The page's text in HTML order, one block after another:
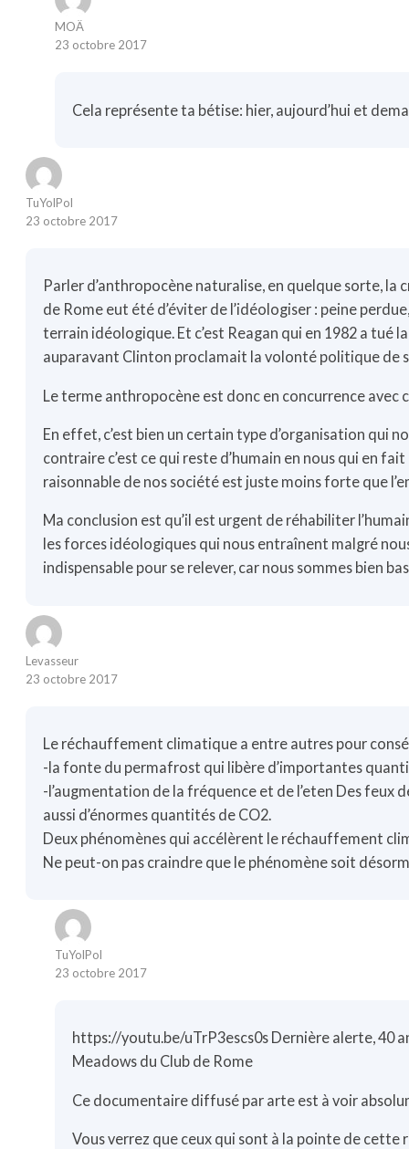
MOÄ
23 octobre 2017
Cela représente ta bétise: hier, aujourd’hui et
TuYolPol
23 octobre 2017
Parler d’anthropocène naturalise, en quelque sorte, la
de Rome eut été d’éviter de l’idéologiser : peine
terrain idéologique. Et c’est Reagan qui en 1982 a tué
auparavant Clinton proclamait la volonté politique de
Le terme anthropocène est donc en concurrence avec
En effet, c’est bien un certain type d’organisation qui
contraire c’est ce qui reste d’humain en nous qui en
raisonnable de nos société est juste moins forte que
Ma conclusion est qu’il est urgent de réhabiliter
les forces idéologiques qui nous entraînent malgré
indispensable pour se relever, car nous sommes bien
Levasseur
23 octobre 2017
Le réchauffement climatique a entre autres pour
-la fonte du permafrost qui libère d’importantes
-l’augmentation de la fréquence et de l’eten Des
aussi d’énormes quantités de CO2.
Deux phénomènes qui accélèrent le réchauffement
Ne peut-on pas craindre que le phénomène soit
TuYolPol
23 octobre 2017
https://youtu.be/uTrP3escs0s Dernière alerte, 40
Meadows du Club de Rome
Ce documentaire diffusé par arte est à voir
Vous verrez que ceux qui sont à la pointe de